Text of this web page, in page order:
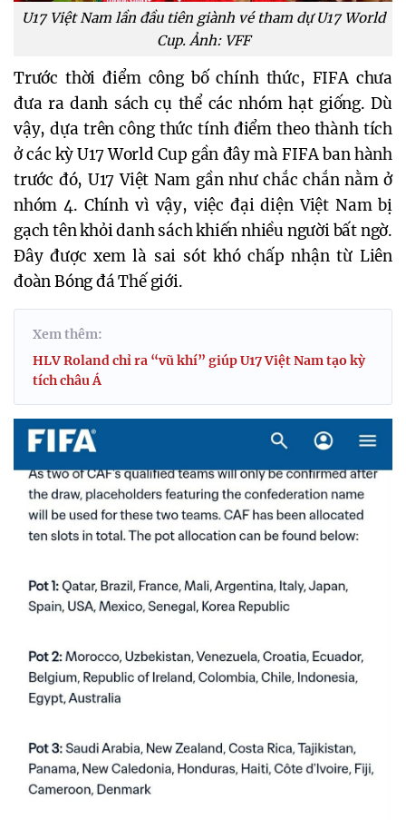
U17 Việt Nam lần đầu tiên giành vé tham dự U17 World
Cup. Ảnh: VFF
Trước thời điểm công bố chính thức, FIFA chưa
đưa ra danh sách cụ thể các nhóm hạt giống. Dù
vậy, dựa trên công thức tính điểm theo thành tích
ở các kỳ U17 World Cup gần đây mà FIFA ban hành
trước đó, U17 Việt Nam gần như chắc chắn nằm ở
nhóm 4. Chính vì vậy, việc đại diện Việt Nam bị
gạch tên khỏi danh sách khiến nhiều người bất ngờ.
Đây được xem là sai sót khó chấp nhận từ Liên
đoàn Bóng đá Thế giới.
Xem thêm:
HLV Roland chỉ ra “vũ khí” giúp U17 Việt Nam tạo kỳ
tích châu Á